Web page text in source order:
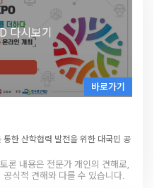
변화를 더하다(Ⅰ)
그대로 온라인에서 사용하기
다시보기
바로가기
워크 국제포럼
역할과 리빙랩'을 주제로 온라인 참관
럼 개최
다시보기
구대회 4강전 및
전
츠 교육 및 정보의 공유
다시보기
바로가기
폼으로서 권역 내 대학의 창업교육
협력체제를 구축하여 지역 창업 활
리니지2
다시보기
바로가기
한 산학협력 발전을 위한 대국민 공
론 내용은 전문가 개인의 견해로,
식적 견해와 다를 수 있습니다.
다시보기
바로가기
2
터[YouTube Game Creator])
르
바로가기
학부 교수)
능
다시보기
바로가기
리를 알리고 성과를 축하하는 시상식